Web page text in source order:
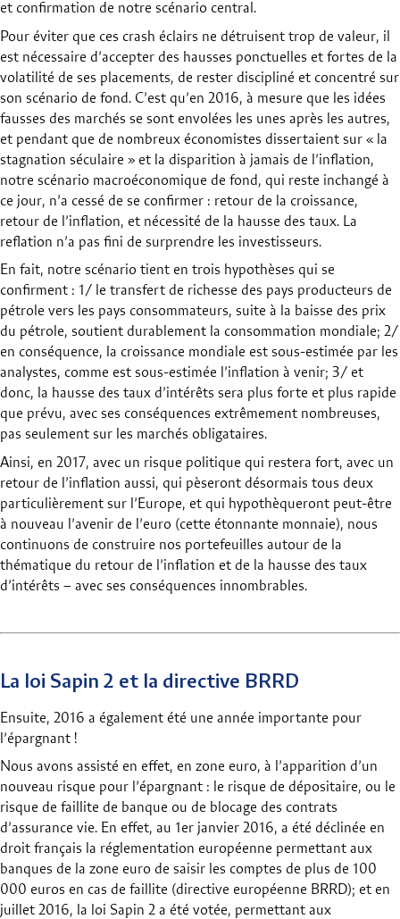
et confirmation de notre scénario central.
Pour éviter que ces crash éclairs ne détruisent trop de valeur, il
est nécessaire d’accepter des hausses ponctuelles et fortes de la
volatilité de ses placements, de rester discipliné et concentré sur
son scénario de fond. C’est qu’en 2016, à mesure que les idées
fausses des marchés se sont envolées les unes après les autres,
et pendant que de nombreux économistes dissertaient sur « la
stagnation séculaire » et la disparition à jamais de l’inflation,
notre scénario macroéconomique de fond, qui reste inchangé à
ce jour, n’a cessé de se confirmer : retour de la croissance,
retour de l’inflation, et nécessité de la hausse des taux. La
reflation n’a pas fini de surprendre les investisseurs.
En fait, notre scénario tient en trois hypothèses qui se
confirment : 1/ le transfert de richesse des pays producteurs de
pétrole vers les pays consommateurs, suite à la baisse des prix
du pétrole, soutient durablement la consommation mondiale; 2/
en conséquence, la croissance mondiale est sous-estimée par les
analystes, comme est sous-estimée l’inflation à venir; 3/ et
donc, la hausse des taux d’intérêts sera plus forte et plus rapide
que prévu, avec ses conséquences extrêmement nombreuses,
pas seulement sur les marchés obligataires.
Ainsi, en 2017, avec un risque politique qui restera fort, avec un
retour de l’inflation aussi, qui pèseront désormais tous deux
particulièrement sur l’Europe, et qui hypothèqueront peut-être
à nouveau l’avenir de l’euro (cette étonnante monnaie), nous
continuons de construire nos portefeuilles autour de la
thématique du retour de l’inflation et de la hausse des taux
d’intérêts – avec ses conséquences innombrables.
La loi Sapin 2 et la directive BRRD
Ensuite, 2016 a également été une année importante pour
l’épargnant !
Nous avons assisté en effet, en zone euro, à l’apparition d’un
nouveau risque pour l’épargnant : le risque de dépositaire, ou le
risque de faillite de banque ou de blocage des contrats
d’assurance vie. En effet, au 1er janvier 2016, a été déclinée en
droit français la réglementation européenne permettant aux
banques de la zone euro de saisir les comptes de plus de 100
000 euros en cas de faillite (directive européenne BRRD); et en
juillet 2016, la loi Sapin 2 a été votée, permettant aux